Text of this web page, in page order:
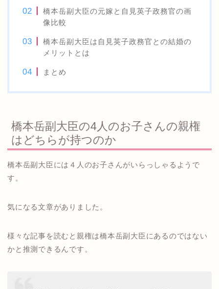
橋本岳副大臣の元嫁と自見英子政務官の画
像比較
橋本岳副大臣は自見英子政務官との結婚の
メリットとは
まとめ
橋本岳副大臣の4人のお子さんの親権
はどちらが持つのか
橋本岳副大臣には４人のお子さんがいらっしゃるようで
す。
気になる文章がありました。
様々な記事を読むと親権は橋本岳副大臣にあるのではない
かと推測できるんです。